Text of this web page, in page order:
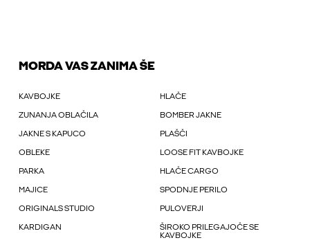
MORDA VAS ZANIMA ŠE
KAVBOJKE HLAČE
ZUNANJA OBLAČILA BOMBER JAKNE
JAKNE S KAPUCO PLAŠČI
OBLEKE LOOSE FIT KAVBOJKE
PARKA HLAČE CARGO
MAJICE SPODNJE PERILO
ORIGINALS STUDIO PULOVERJI
KARDIGAN
ŠIROKO PRILEGAJOČE SE
KAVBOJKE